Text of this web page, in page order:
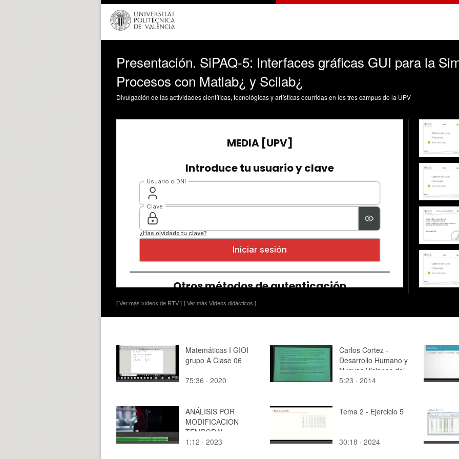
Presentación. SiPAQ-5: Interfaces gráficas GUI para la
Procesos con Matlab¿ y Scilab¿
Divulgación de las actividades científicas, tecnológicas y artísticas ocurridas en los tres campus de la UPV
[ Ver más vídeos de RTV ] [ Ver más Vídeos didácticos ]
Matemáticas I GIOI
grupo A Clase 06
75:36 · 2020
Carlos Cortez -
Desarrollo Humano y
Nuevas Visiones del
Desarrollo (parte 2 de
5:23 · 2014
ANÁLISIS POR
MODIFICACION
TEMPORAL
1:12 · 2023
Tema 2 - Ejercicio 5
30:18 · 2024